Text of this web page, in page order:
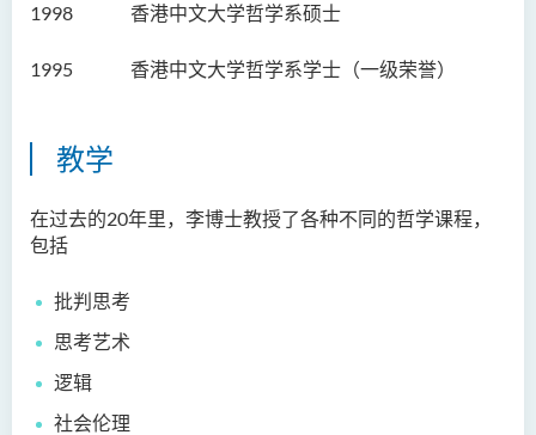
1998 香港中文大学哲学系硕士
1995 香港中文大学哲学系学士（一级荣誉）
教学
在过去的20年里，李博士教授了各种不同的哲学课程，
包括
批判思考
思考艺术
逻辑
社会伦理
李宗华先生
杨永乐博士
徐子余博士